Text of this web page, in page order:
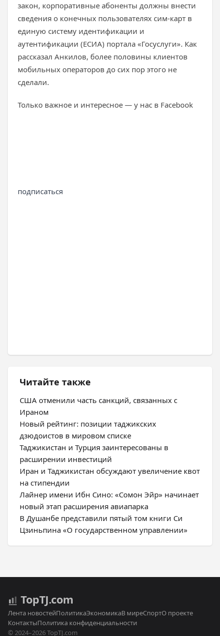
закон, корпоративные абоненты должны внести
сведения о конечных пользователях сим-карт в
единую систему идентификации и
аутентификации (ЕСИА) портала «Госуслуги». Как
рассказал Анкилов, более половины клиентов
мобильных операторов до сих пор этого не
сделали.
Только важное и интересное — у нас в Facebook
подписаться
Читайте также
США отменили часть санкций, связанных с
Ираном
Новый рейтинг: позиции таджикских
дзюдоистов в мировом списке
Таджикистан и Турция заинтересованы в
расширении инвестиций
Иран и Таджикистан обсуждают увеличение квот
на стипендии
Лайнер имени Ибн Сино: «Сомон Эйр» начинает
новый этап расширения авиапарка
В Душанбе представили пятый том книги Си
Цзиньпина «О государственном управлении»
TopTJ.com
Лента новостейПолитикаЭкономикаВ миреСпортО проекте
КонтактыПолитика конфиденциальности
© 2024–2026 TopTJ.com